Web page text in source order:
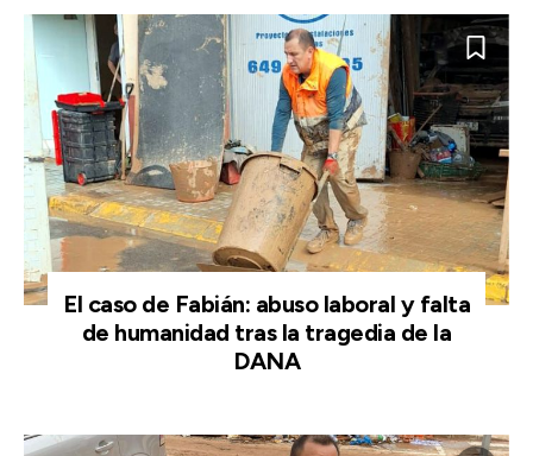
El caso de Fabián: abuso laboral y falta
de humanidad tras la tragedia de la
DANA